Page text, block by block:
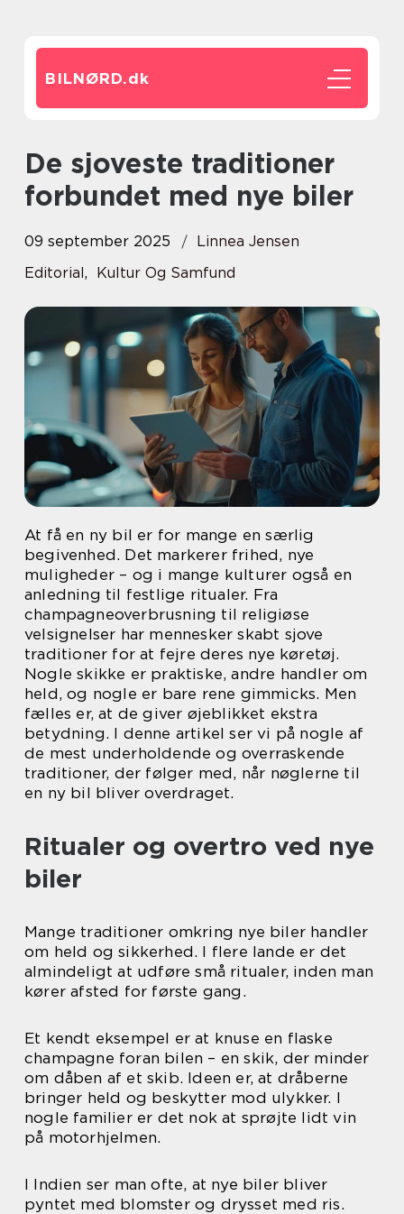
BILNØRD.dk
De sjoveste traditioner
forbundet med nye biler
09 september 2025
Linnea Jensen
Editorial, Kultur Og Samfund
At få en ny bil er for mange en særlig
begivenhed. Det markerer frihed, nye
muligheder – og i mange kulturer også en
anledning til festlige ritualer. Fra
champagneoverbrusning til religiøse
velsignelser har mennesker skabt sjove
traditioner for at fejre deres nye køretøj.
Nogle skikke er praktiske, andre handler om
held, og nogle er bare rene gimmicks. Men
fælles er, at de giver øjeblikket ekstra
betydning. I denne artikel ser vi på nogle af
de mest underholdende og overraskende
traditioner, der følger med, når nøglerne til
en ny bil bliver overdraget.
Ritualer og overtro ved nye
biler
Mange traditioner omkring nye biler handler
om held og sikkerhed. I flere lande er det
almindeligt at udføre små ritualer, inden man
kører afsted for første gang.
Et kendt eksempel er at knuse en flaske
champagne foran bilen – en skik, der minder
om dåben af et skib. Ideen er, at dråberne
bringer held og beskytter mod ulykker. I
nogle familier er det nok at sprøjte lidt vin
på motorhjelmen.
I Indien ser man ofte, at nye biler bliver
pyntet med blomster og drysset med ris.